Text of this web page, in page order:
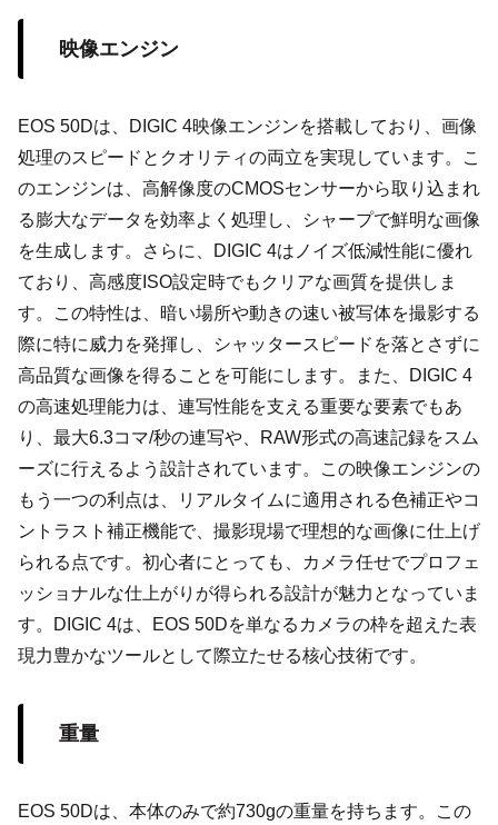
映像エンジン
EOS 50Dは、DIGIC 4映像エンジンを搭載しており、画像
処理のスピードとクオリティの両立を実現しています。こ
のエンジンは、高解像度のCMOSセンサーから取り込まれ
る膨大なデータを効率よく処理し、シャープで鮮明な画像
を生成します。さらに、DIGIC 4はノイズ低減性能に優れ
ており、高感度ISO設定時でもクリアな画質を提供しま
す。この特性は、暗い場所や動きの速い被写体を撮影する
際に特に威力を発揮し、シャッタースピードを落とさずに
高品質な画像を得ることを可能にします。また、DIGIC 4
の高速処理能力は、連写性能を支える重要な要素でもあ
り、最大6.3コマ/秒の連写や、RAW形式の高速記録をスム
ーズに行えるよう設計されています。この映像エンジンの
もう一つの利点は、リアルタイムに適用される色補正やコ
ントラスト補正機能で、撮影現場で理想的な画像に仕上げ
られる点です。初心者にとっても、カメラ任せでプロフェ
ッショナルな仕上がりが得られる設計が魅力となっていま
す。DIGIC 4は、EOS 50Dを単なるカメラの枠を超えた表
現力豊かなツールとして際立たせる核心技術です。
重量
EOS 50Dは、本体のみで約730gの重量を持ちます。この